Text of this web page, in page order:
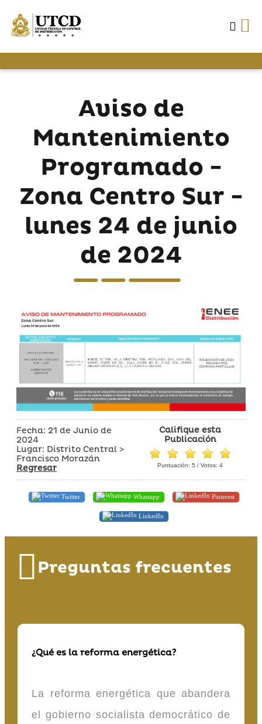
Aviso de
Mantenimiento
Programado -
Zona Centro Sur -
lunes 24 de junio
de 2024
Fecha: 21 de Junio de
2024
Lugar: Distrito Central >
Francisco Morazán
Regresar
Califique esta
Publicación
Puntuación: 5 / Votos: 4
Twitter Whatsapp Pinterest
LinkedIn
Preguntas frecuentes
¿Qué es la reforma energética?
La reforma energética que abandera
el gobierno socialista democrático de